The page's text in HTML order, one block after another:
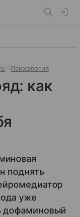
Психология
как
поднять
уже
дофаминовый